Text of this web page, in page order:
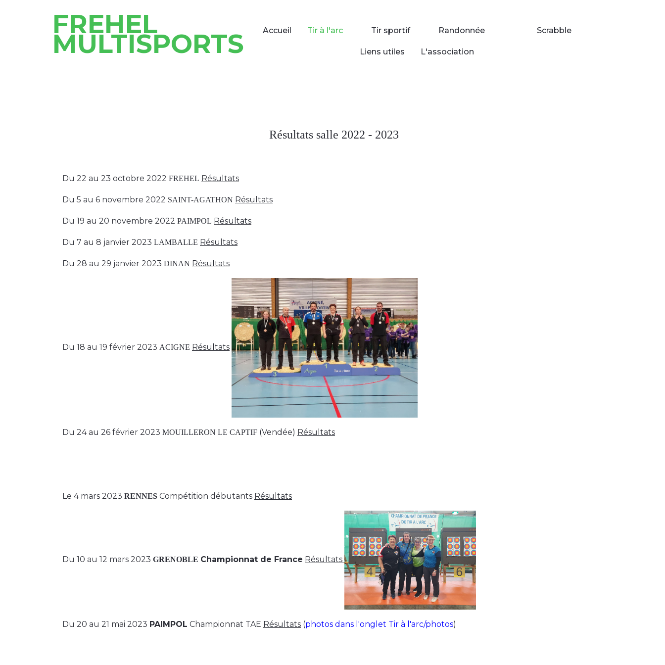
FREHEL
MULTISPORTS Accueil Tir à l'arc Tir sportif Randonnée Scrabble
Liens utiles L'association
Résultats salle 2022 - 2023
Du 22 au 23 octobre 2022 FREHEL Résultats
Du 5 au 6 novembre 2022 SAINT-AGATHON Résultats
Du 19 au 20 novembre 2022 PAIMPOL Résultats
Du 7 au 8 janvier 2023 LAMBALLE Résultats
Du 28 au 29 janvier 2023 DINAN Résultats
Du 18 au 19 février 2023 ACIGNE Résultats
Du 24 au 26 février 2023 MOUILLERON LE CAPTIF (Vendée) Résultats
Le 4 mars 2023 RENNES Compétition débutants Résultats
Du 10 au 12 mars 2023 GRENOBLE Championnat de France Résultats
Du 20 au 21 mai 2023 PAIMPOL Championnat TAE Résultats (photos dans l'onglet Tir à l'arc/photos)